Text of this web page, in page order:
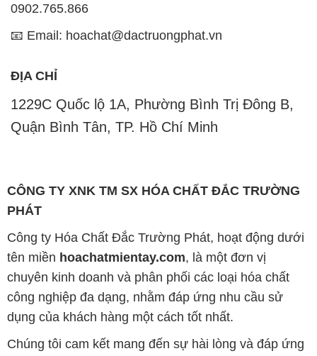
0902.765.866
📧 Email: hoachat@dactruongphat.vn
ĐỊA CHỈ
1229C Quốc lộ 1A, Phường Bình Trị Đông B,
Quận Bình Tân, TP. Hồ Chí Minh
CÔNG TY XNK TM SX HÓA CHẤT ĐẮC TRƯỜNG
PHÁT
Công ty Hóa Chất Đắc Trường Phát, hoạt động dưới
tên miền hoachatmientay.com, là một đơn vị
chuyên kinh doanh và phân phối các loại hóa chất
công nghiệp đa dạng, nhằm đáp ứng nhu cầu sử
dụng của khách hàng một cách tốt nhất.
Chúng tôi cam kết mang đến sự hài lòng và đáp ứng